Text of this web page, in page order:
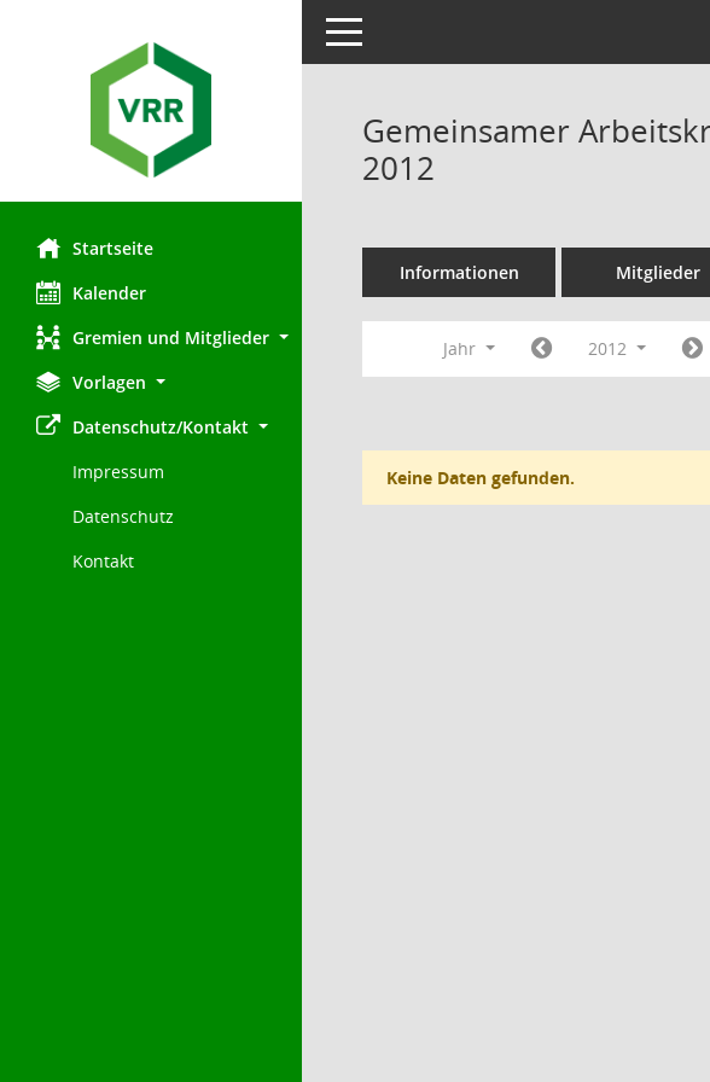
Startseite
Kalender
Gremien und Mitglieder
Vorlagen
Datenschutz/Kontakt
Impressum
Datenschutz
Kontakt
Toggle navigation
Gemeinsamer
2012
Informationen Mitglieder
Jahr 2012
Keine Daten gefunden.